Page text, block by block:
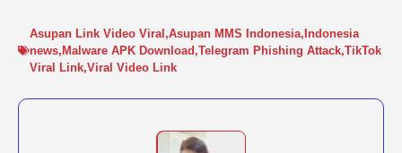
Asupan Link Video Viral,Asupan MMS Indonesia,Indonesia
news,Malware APK Download,Telegram Phishing Attack,TikTok
Viral Link,Viral Video Link